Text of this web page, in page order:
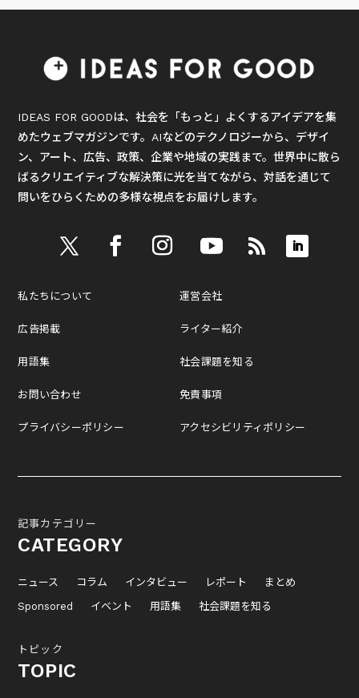
IDEAS FOR GOODは、社会を「もっと」よくするアイデアを集
めたウェブマガジンです。AIなどのテクノロジーから、デザイ
ン、アート、広告、政策、企業や地域の実践まで。世界中に散ら
ばるクリエイティブな解決策に光を当てながら、対話を通じて
問いをひらくための多様な視点をお届けします。
私たちについて
広告掲載
用語集
お問い合わせ
プライバシーポリシー
運営会社
ライター紹介
社会課題を知る
免責事項
アクセシビリティポリシー
記事カテゴリー
CATEGORY
ニュース コラム インタビュー レポート
まとめ
Sponsored
イベント 用語集 社会課題を知る
トピック
TOPIC